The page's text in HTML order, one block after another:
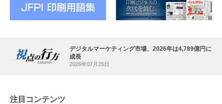
デジタルマーケティング市場、2026年は4,789億円に
成長
2026年07月25日
注目コンテンツ